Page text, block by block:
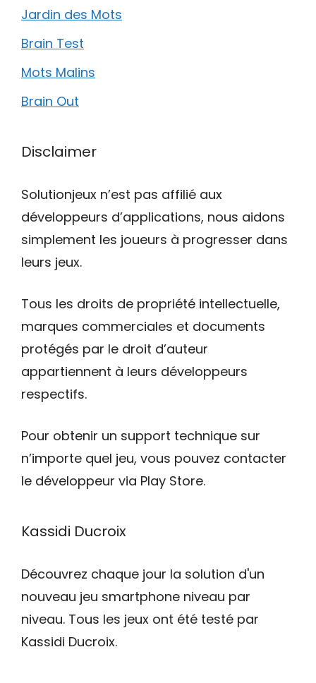
Jardin des Mots
Brain Test
Mots Malins
Brain Out
Disclaimer
Solutionjeux n’est pas affilié aux
développeurs d’applications, nous aidons
simplement les joueurs à progresser dans
leurs jeux.
Tous les droits de propriété intellectuelle,
marques commerciales et documents
protégés par le droit d’auteur
appartiennent à leurs développeurs
respectifs.
Pour obtenir un support technique sur
n’importe quel jeu, vous pouvez contacter
le développeur via Play Store.
Kassidi Ducroix
Découvrez chaque jour la solution d'un
nouveau jeu smartphone niveau par
niveau. Tous les jeux ont été testé par
Kassidi Ducroix.